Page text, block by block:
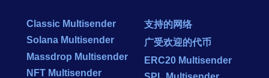
Classic Multisender
Solana Multisender
Massdrop Multisender
NFT Multisender
支持的网络
广受欢迎的代币
ERC20 Multisender